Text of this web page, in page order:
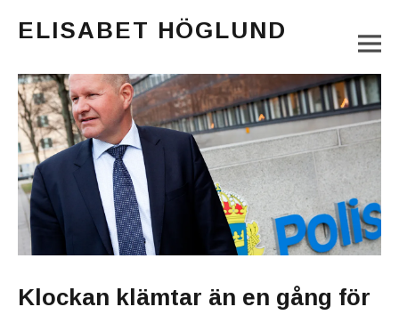
ELISABET HÖGLUND
Main Menu
Klockan klämtar än en gång för